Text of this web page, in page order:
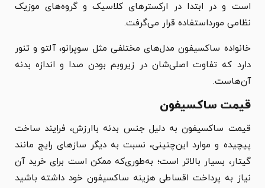
است و در ابتدا در ارکسترهای کلاسیک و گروه‌های موزیک
نظامی مورداستفاده قرار می‌گرفت.
خانواده ساکسیفون مدل‌های مختلفی مثل سوپرانو، آلتو و تنور
دارد که تفاوت اصلی‌شان در زیروبم بودن صدا و اندازه بدنه
آن‌هاست.
قیمت ساکسیفون
قیمت ساکسیفون به دلیل جنس بدنه باارزش، فرایند ساخت
پیچیده و موارد این‌چنینی، نسبت به دیگر سازهای رایج مانند
گیتار، بسیار بالاتر است؛ به‌طوری‌که ممکن است برای خرید آن
نیاز به پرداخت اقساطی هزینه ساکسیفون خود داشته باشید